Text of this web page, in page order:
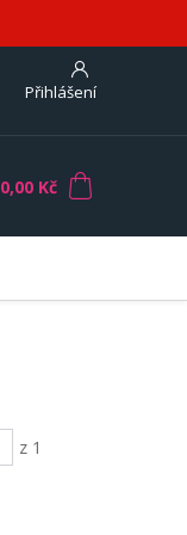
Přihlášení
0,00 Kč
z 1